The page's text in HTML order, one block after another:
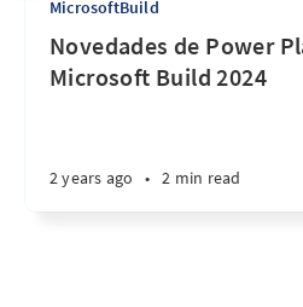
MicrosoftBuild
Novedades de Power
Microsoft Build 2024
2 years ago • 2 min read